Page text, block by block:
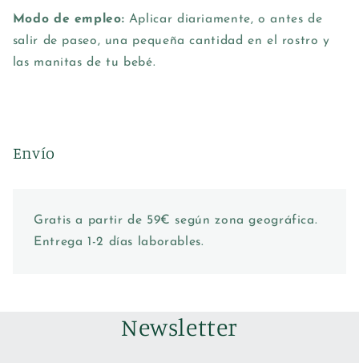
Modo de empleo: Aplicar diariamente, o antes de
salir de paseo, una pequeña cantidad en el rostro y
las manitas de tu bebé.
Envío
Gratis a partir de 59€ según zona geográfica.
Entrega 1-2 días laborables.
Newsletter